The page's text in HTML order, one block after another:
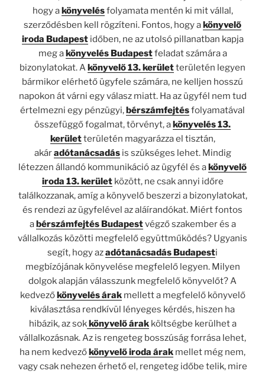
hogy akönyvelésfolyamata mentén ki mit vállal,
szerződésben kell rögzíteni. Fontos, hogy akönyvelő
iroda Budapestidőben, ne az utolsó pillanatban kapja
meg akönyvelés Budapestfeladat számára a
bizonylatokat. Akönyvelő 13. kerületterületén legyen
bármikor elérhető ügyfele számára, ne kelljen hosszú
napokon át várni egy válasz miatt. Ha az ügyfél nem tud
értelmezni egy pénzügyi,bérszámfejtésfolyamatával
összefüggő fogalmat, törvényt, akönyvelés 13.
kerületterületén magyarázza el tisztán,
akáradótanácsadásis szükséges lehet. Mindig
létezzen állandó kommunikáció az ügyfél és akönyvelő
iroda 13. kerületközött, ne csak annyi időre
találkozzanak, amíg a könyvelő beszerzi a bizonylatokat,
és rendezi az ügyfelével az aláírandókat. Miért fontos
abérszámfejtés Budapestvégző szakember és a
vállalkozás közötti megfelelő együttműködés? Ugyanis
segít, hogy azadótanácsadás Budapesti
megbízójának könyvelése megfelelő legyen. Milyen
dolgok alapján válasszunk megfelelő könyvelőt? A
kedvezőkönyvelés árakmellett a megfelelő könyvelő
kiválasztása rendkívül lényeges kérdés, hiszen ha
hibázik, az sokkönyvelő árakköltségbe kerülhet a
vállalkozásnak. Az is rengeteg bosszúság forrása lehet,
ha nem kedvezőkönyvelő iroda árak mellet még nem,
vagy csak nehezen érhető el, rengeteg időbe telik, mire